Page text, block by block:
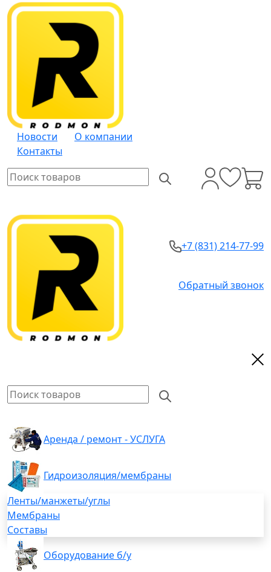
Новости
О компании
Контакты
+7 (831) 214-77-99
Обратный звонок
Аренда / ремонт - УСЛУГА
Гидроизоляция/мембраны
Ленты/манжеты/углы
Мембраны
Составы
Оборудование б/у